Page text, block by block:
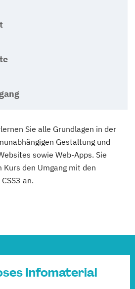
Sie alle Grundlagen in der
Gestaltung und
sowie Web-Apps. Sie
den Umgang mit den
an.
Infomaterial